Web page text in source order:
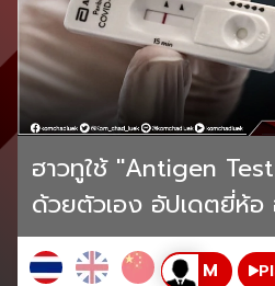
ฮาวทูใช้ "Antigen
ด้วยตัวเอง อัปเดตยี่ห้